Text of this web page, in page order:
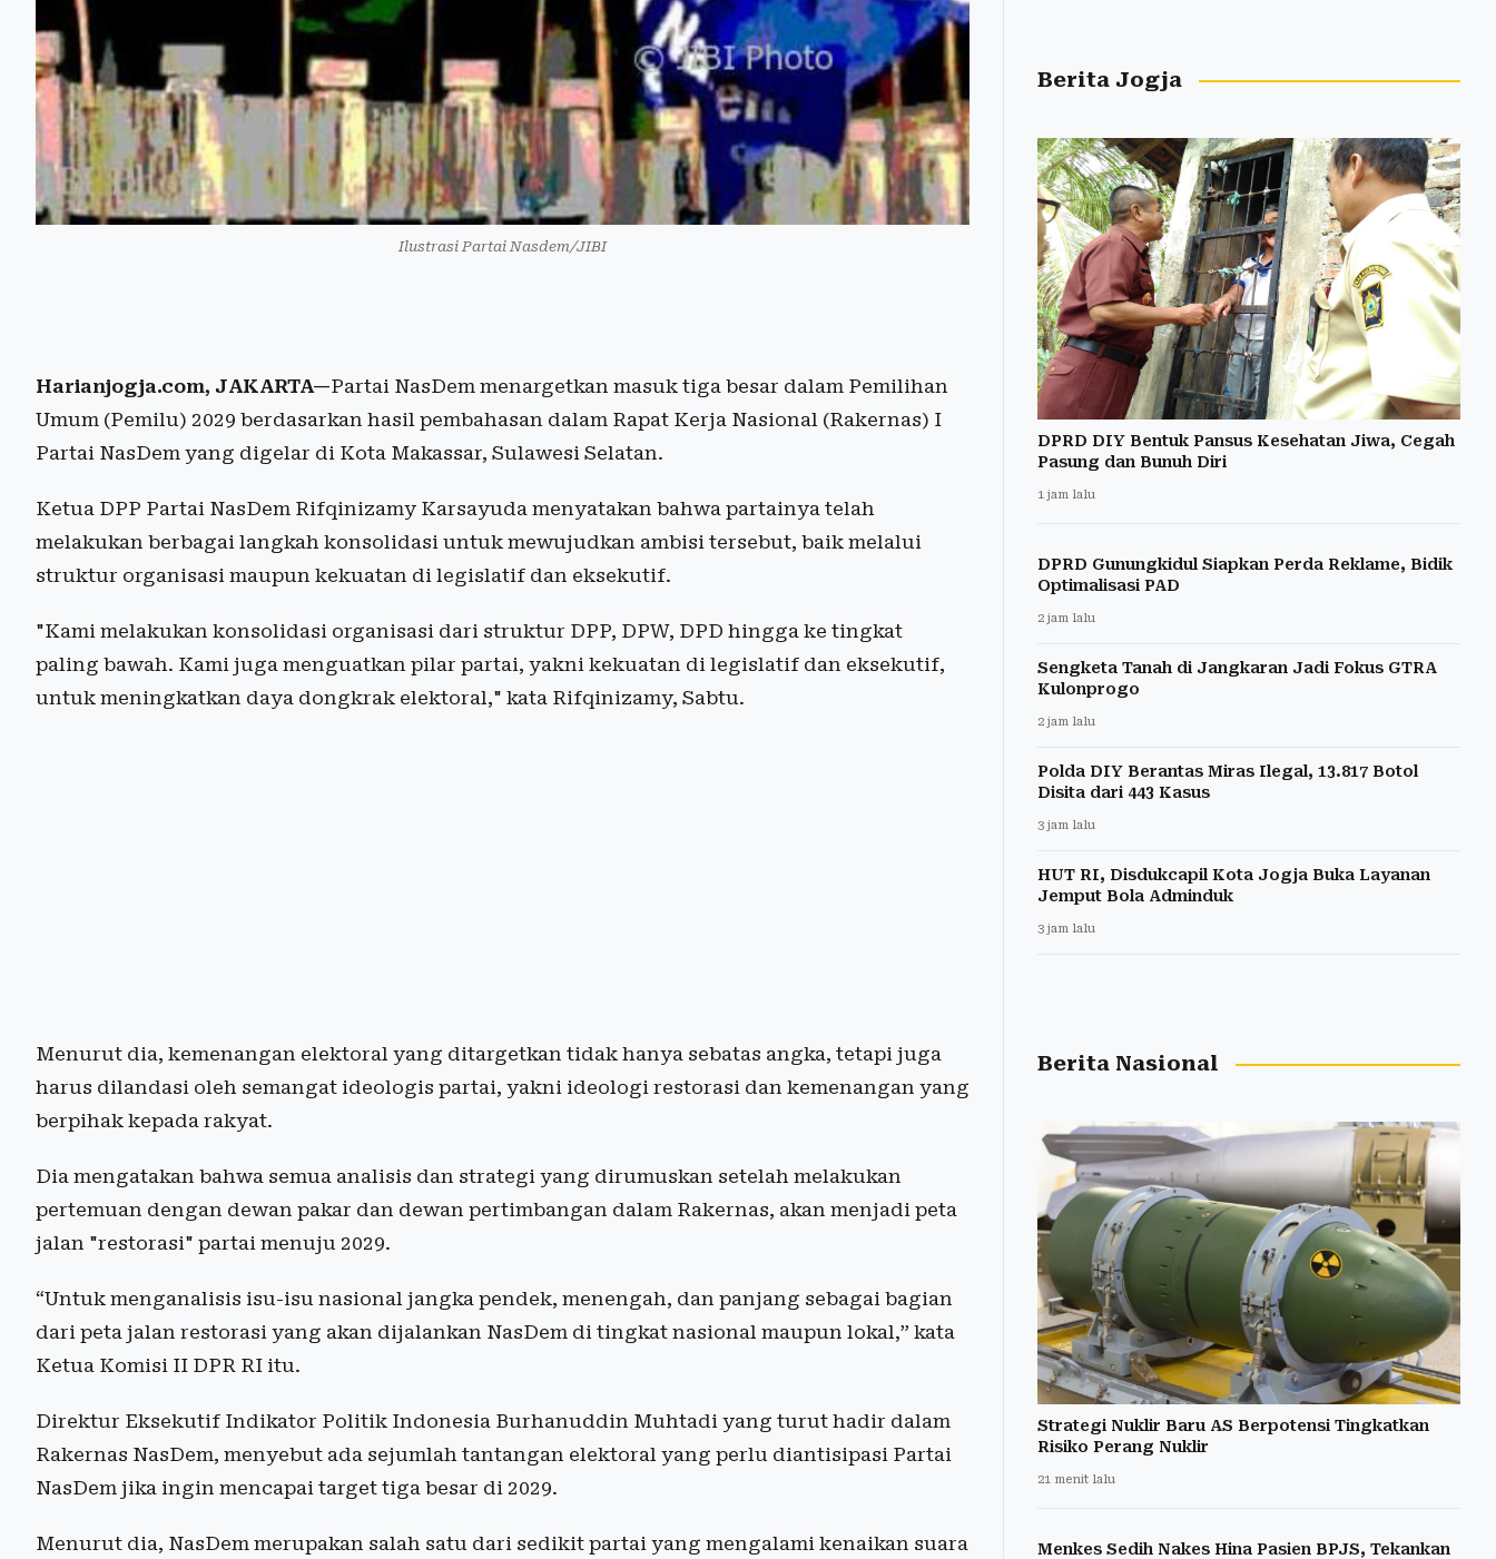
Ilustrasi Partai Nasdem/JIBI
Harianjogja.com, JAKARTA—Partai NasDem menargetkan masuk tiga besar dalam Pemilihan
Umum (Pemilu) 2029 berdasarkan hasil pembahasan dalam Rapat Kerja Nasional (Rakernas) I
Partai NasDem yang digelar di Kota Makassar, Sulawesi Selatan.
Ketua DPP Partai NasDem Rifqinizamy Karsayuda menyatakan bahwa partainya telah
melakukan berbagai langkah konsolidasi untuk mewujudkan ambisi tersebut, baik melalui
struktur organisasi maupun kekuatan di legislatif dan eksekutif.
"Kami melakukan konsolidasi organisasi dari struktur DPP, DPW, DPD hingga ke tingkat
paling bawah. Kami juga menguatkan pilar partai, yakni kekuatan di legislatif dan eksekutif,
untuk meningkatkan daya dongkrak elektoral," kata Rifqinizamy, Sabtu.
Menurut dia, kemenangan elektoral yang ditargetkan tidak hanya sebatas angka, tetapi juga
harus dilandasi oleh semangat ideologis partai, yakni ideologi restorasi dan kemenangan yang
berpihak kepada rakyat.
Dia mengatakan bahwa semua analisis dan strategi yang dirumuskan setelah melakukan
pertemuan dengan dewan pakar dan dewan pertimbangan dalam Rakernas, akan menjadi peta
jalan "restorasi" partai menuju 2029.
“Untuk menganalisis isu-isu nasional jangka pendek, menengah, dan panjang sebagai bagian
dari peta jalan restorasi yang akan dijalankan NasDem di tingkat nasional maupun lokal,” kata
Ketua Komisi II DPR RI itu.
Direktur Eksekutif Indikator Politik Indonesia Burhanuddin Muhtadi yang turut hadir dalam
Rakernas NasDem, menyebut ada sejumlah tantangan elektoral yang perlu diantisipasi Partai
NasDem jika ingin mencapai target tiga besar di 2029.
Menurut dia, NasDem merupakan salah satu dari sedikit partai yang mengalami kenaikan suara
Berita Jogja
DPRD DIY Bentuk Pansus Kesehatan Jiwa, Cegah
Pasung dan Bunuh Diri
1 jam lalu
DPRD Gunungkidul Siapkan Perda Reklame, Bidik
Optimalisasi PAD
2 jam lalu
Sengketa Tanah di Jangkaran Jadi Fokus GTRA
Kulonprogo
2 jam lalu
Polda DIY Berantas Miras Ilegal, 13.817 Botol
Disita dari 443 Kasus
3 jam lalu
HUT RI, Disdukcapil Kota Jogja Buka Layanan
Jemput Bola Adminduk
3 jam lalu
Berita Nasional
Strategi Nuklir Baru AS Berpotensi Tingkatkan
Risiko Perang Nuklir
21 menit lalu
Menkes Sedih Nakes Hina Pasien BPJS, Tekankan